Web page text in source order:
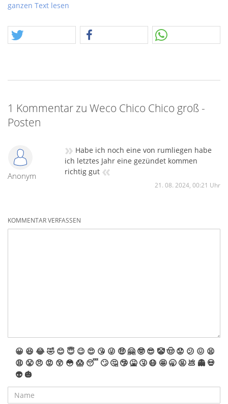
Artikel an und für sich funktioniert jedoch einwandfrei.
ganzen Text lesen
1 Kommentar zu Weco Chico Chico groß -
Posten
Anonym
» Habe ich noch eine von rumliegen habe
ich letztes Jahr eine gezündet kommen
richtig gut «
21. 08. 2024, 00:21 Uhr
KOMMENTAR VERFASSEN
😀 😆 😂🤣 😊 😇 😉 😍 😘 😜 🤑 🤗 🤓 😎 🤡🤠 😟 😕 😖 😫
😩 😤 😠 😡 😲 😳 😱 😴 🙄 🤔 🤥 🤮 🤧 😷 🤩 🥱 🤬 💩 👻 💀
👽 🎃